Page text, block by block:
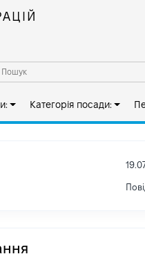
Категорія посади: